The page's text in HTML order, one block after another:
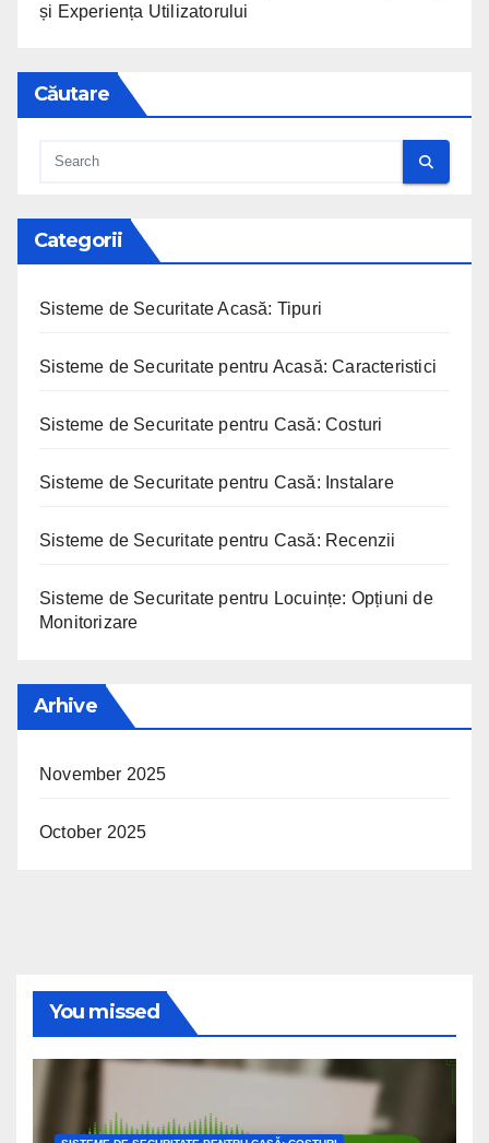
și Experiența Utilizatorului
Căutare
Categorii
Sisteme de Securitate Acasă: Tipuri
Sisteme de Securitate pentru Acasă: Caracteristici
Sisteme de Securitate pentru Casă: Costuri
Sisteme de Securitate pentru Casă: Instalare
Sisteme de Securitate pentru Casă: Recenzii
Sisteme de Securitate pentru Locuințe: Opțiuni de
Monitorizare
Arhive
November 2025
October 2025
You missed